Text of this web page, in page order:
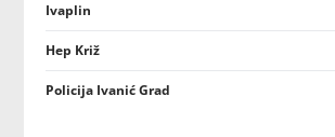
Ivaplin
Hep Križ
Policija Ivanić Grad